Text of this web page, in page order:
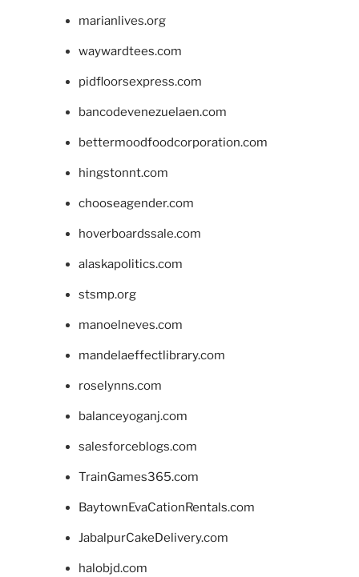
marianlives.org
waywardtees.com
pidfloorsexpress.com
bancodevenezuelaen.com
bettermoodfoodcorporation.com
hingstonnt.com
chooseagender.com
hoverboardssale.com
alaskapolitics.com
stsmp.org
manoelneves.com
mandelaeffectlibrary.com
roselynns.com
balanceyoganj.com
salesforceblogs.com
TrainGames365.com
BaytownEvaCationRentals.com
JabalpurCakeDelivery.com
halobjd.com